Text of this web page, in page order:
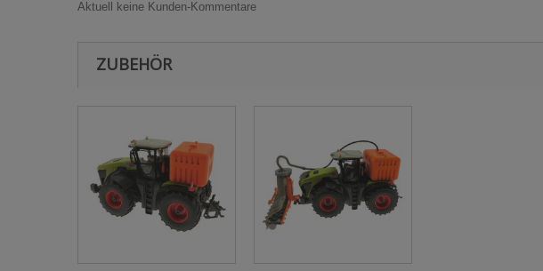
Aktuell keine Kunden-Kommentare
ZUBEHÖR